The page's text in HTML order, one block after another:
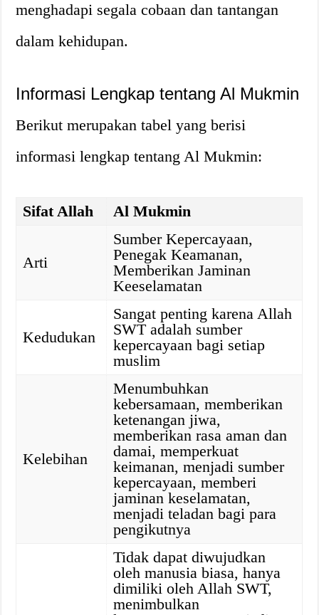
menghadapi segala cobaan dan tantangan
dalam kehidupan.
Informasi Lengkap tentang Al Mukmin
Berikut merupakan tabel yang berisi
informasi lengkap tentang Al Mukmin:
Sifat Allah Al Mukmin
Arti
Sumber Kepercayaan,
Penegak Keamanan,
Memberikan Jaminan
Keeselamatan
Kedudukan
Sangat penting karena Allah
SWT adalah sumber
kepercayaan bagi setiap
muslim
Kelebihan
Menumbuhkan
kebersamaan, memberikan
ketenangan jiwa,
memberikan rasa aman dan
damai, memperkuat
keimanan, menjadi sumber
kepercayaan, memberi
jaminan keselamatan,
menjadi teladan bagi para
pengikutnya
Tidak dapat diwujudkan
oleh manusia biasa, hanya
dimiliki oleh Allah SWT,
menimbulkan